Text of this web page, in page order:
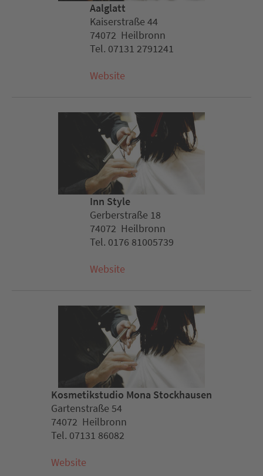
Aalglatt
Kaiserstraße 44
74072 Heilbronn
Tel. 07131 2791241
Website
Inn Style
Gerberstraße 18
74072 Heilbronn
Tel. 0176 81005739
Website
Kosmetikstudio Mona Stockhausen
Gartenstraße 54
74072 Heilbronn
Tel. 07131 86082
Website